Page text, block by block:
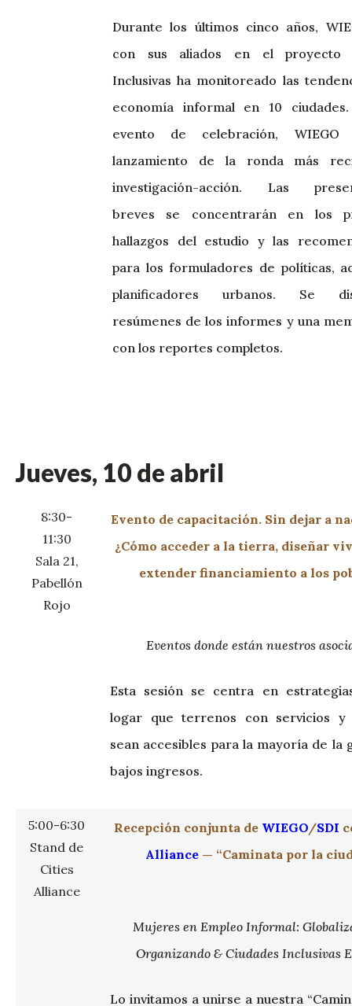
Durante los últimos cinco años,
con sus aliados en el proyecto
Inclusivas ha monitoreado las
economía informal en 10
evento de celebración,
lanzamiento de la ronda más
investigación-acción. Las
breves se concentrarán en los
hallazgos del estudio y las
para los formuladores de políticas,
planificadores urbanos. Se
resúmenes de los informes y una
con los reportes completos.
Jueves, 10 de abril
8:30-
11:30
Sala 21,
Pabellón
Rojo
Evento de capacitación. Sin dejar a
¿Cómo acceder a la tierra, diseñar
extender financiamiento a los
Eventos donde están nuestros
Esta sesión se centra en
logar que terrenos con servicios y
sean accesibles para la mayoría de la
bajos ingresos.
5:00-6:30
Stand de
Cities
Alliance
Recepción conjunta de WIEGO/SDI
Alliance— “Caminata por la
Mujeres en Empleo Informal:
Organizando & Ciudades Inclusivas
Lo invitamos a unirse a nuestra